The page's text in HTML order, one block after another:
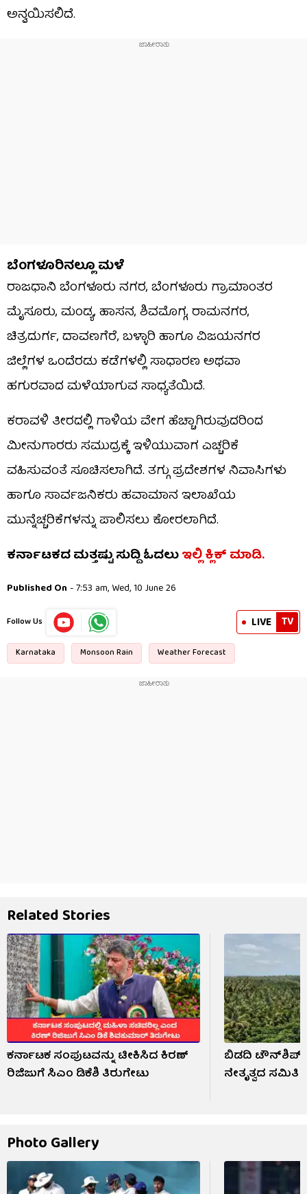
ಅನ್ವಯಿಸಲಿದೆ.
ಬೆಂಗಳೂರಿನಲ್ಲೂ ಮಳೆ
ರಾಜಧಾನಿ ಬೆಂಗಳೂರು ನಗರ, ಬೆಂಗಳೂರು ಗ್ರಾಮಾಂತರ
ಮೈಸೂರು, ಮಂಡ್ಯ, ಹಾಸನ, ಶಿವಮೊಗ್ಗ, ರಾಮನಗರ,
ಚಿತ್ರದುರ್ಗ, ದಾವಣಗೆರೆ, ಬಳ್ಳಾರಿ ಹಾಗೂ ವಿಜಯನಗರ
ಜಿಲ್ಲೆಗಳ ಒಂದೆರಡು ಕಡೆಗಳಲ್ಲಿ ಸಾಧಾರಣ ಅಥವಾ
ಹಗುರವಾದ ಮಳೆಯಾಗುವ ಸಾಧ್ಯತೆಯಿದೆ.
ಕರಾವಳಿ ತೀರದಲ್ಲಿ ಗಾಳಿಯ ವೇಗ ಹೆಚ್ಚಾಗಿರುವುದರಿಂದ
ಮೀನುಗಾರರು ಸಮುದ್ರಕ್ಕೆ ಇಳಿಯುವಾಗ ಎಚ್ಚರಿಕೆ
ವಹಿಸುವಂತೆ ಸೂಚಿಸಲಾಗಿದೆ. ತಗ್ಗು ಪ್ರದೇಶಗಳ ನಿವಾಸಿಗಳು
ಹಾಗೂ ಸಾರ್ವಜನಿಕರು ಹವಾಮಾನ ಇಲಾಖೆಯ
ಮುನ್ನೆಚ್ಚರಿಕೆಗಳನ್ನು ಪಾಲಿಸಲು ಕೋರಲಾಗಿದೆ.
ಕರ್ನಾಟಕದ ಮತ್ತಷ್ಟು ಸುದ್ದಿ ಓದಲುಇಲ್ಲಿ ಕ್ಲಿಕ್​​ ಮಾಡಿ.
Published On - 7:53 am, Wed, 10 June 26
Follow Us LIVE TV
Karnataka Monsoon Rain Weather Forecast
Related Stories
ಕರ್ನಾಟಕ ಸಂಪುಟವನ್ನು ಟೀಕಿಸಿದ ಕಿರಣ್
ರಿಜಿಜುಗೆ ಸಿಎಂ ಡಿಕೆಶಿ ತಿರುಗೇಟು
ಬಿಡದಿ ಟೌನ್‌ಶಿಪ್‌
ನೇತೃತ್ವದ ಸಮಿತಿ
Photo Gallery